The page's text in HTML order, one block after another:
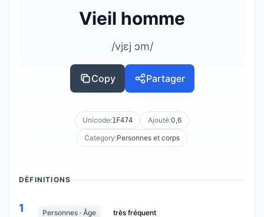
Vieil homme
/vjɛj ɔm/
Copy Partager
Unicode:1F474 Ajouté:0,6
Category:Personnes et corps
DÉFINITIONS
1 Personnes · Âge très fréquent